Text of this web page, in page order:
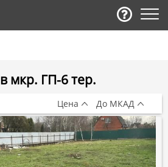
мкр. ГП-6 тер.
Цена До МКАД